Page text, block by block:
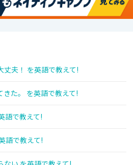
丈夫！ を英語で教えて!
た。 を英語で教えて!
語で教えて!
語で教えて!